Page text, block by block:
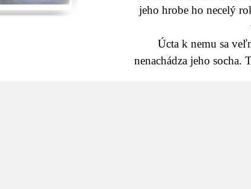
jeho hrobe ho necelý
Úcta k nemu sa
nenachádza jeho socha.